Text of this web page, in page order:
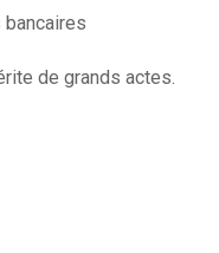
de grands actes.